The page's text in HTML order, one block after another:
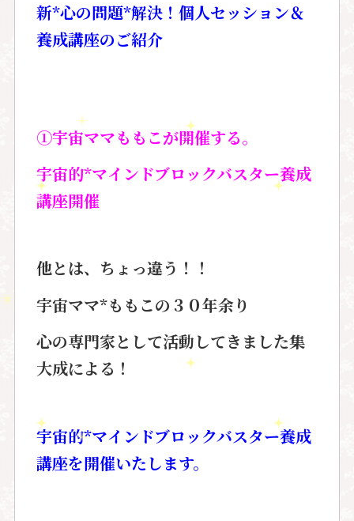
新*心の問題*解決！個人セッション＆
養成講座のご紹介
①宇宙ママももこが開催する。
宇宙的*マインドブロックバスター養成
講座開催
他とは、ちょっ違う！！
宇宙ママ*ももこの３０年余り
心の専門家として活動してきました集
大成による！
宇宙的*マインドブロックバスター養成
講座を開催いたします。